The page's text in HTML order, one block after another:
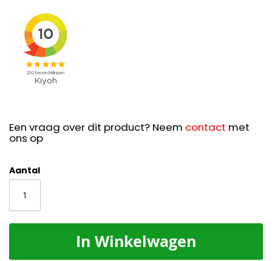
Een vraag over dit product? Neem contact met
ons op
Aantal
In Winkelwagen